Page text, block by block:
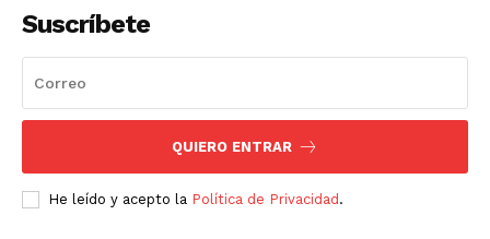
Suscríbete
QUIERO ENTRAR
He leído y acepto la Política de Privacidad.